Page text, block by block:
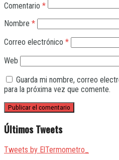
Comentario *
Nombre *
Correo electrónico *
Web
Guarda mi nombre, correo
para la próxima vez que comente.
Últimos Tweets
Tweets by ElTermometro_